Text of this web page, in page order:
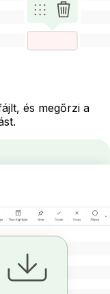
és megőrzi a